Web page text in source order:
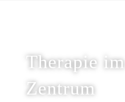
Therapie im
Zentrum